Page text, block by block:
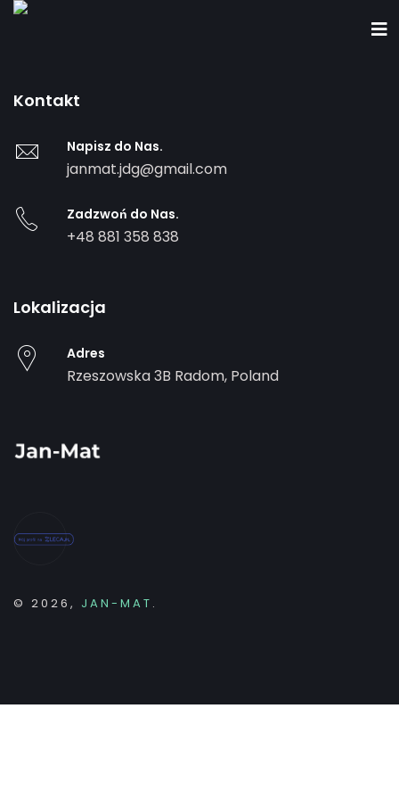
Kontakt
Napisz do Nas.
janmat.jdg@gmail.com
Zadzwoń do Nas.
+48 881 358 838
Lokalizacja
Adres
Rzeszowska 3B Radom, Poland
© 2026, JAN-MAT .